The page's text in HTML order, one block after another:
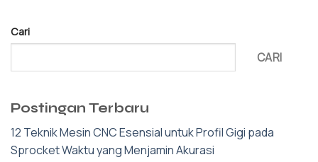
Cari
CARI
Postingan Terbaru
12 Teknik Mesin CNC Esensial untuk Profil Gigi pada
Sprocket Waktu yang Menjamin Akurasi